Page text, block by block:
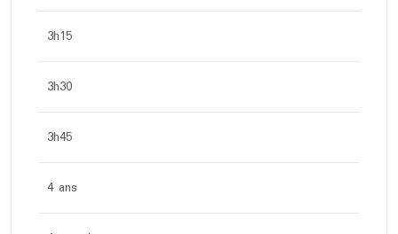
3h15
3h30
3h45
4 ans